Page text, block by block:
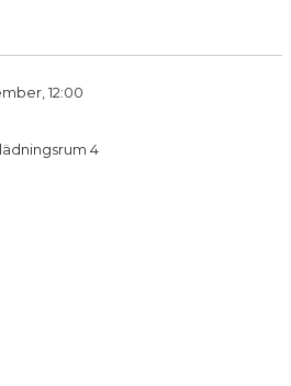
12:00
4